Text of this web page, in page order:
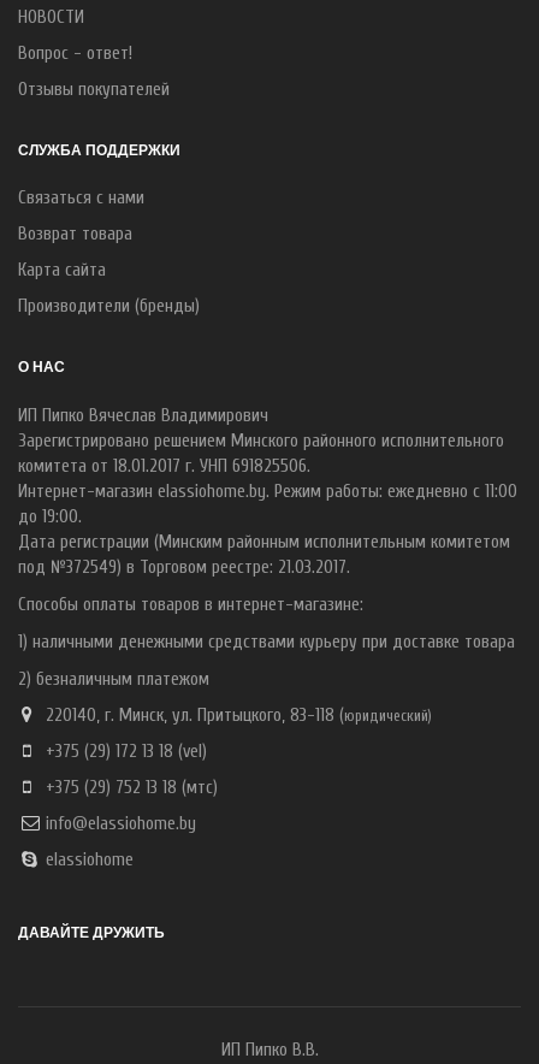
НОВОСТИ
Вопрос - ответ!
Отзывы покупателей
СЛУЖБА ПОДДЕРЖКИ
Связаться с нами
Возврат товара
Карта сайта
Производители (бренды)
О НАС
ИП Пипко Вячеслав Владимирович
Зарегистрировано решением Минского районного исполнительного
комитета от 18.01.2017 г. УНП 691825506.
Интернет-магазин elassiohome.by. Режим работы: ежедневно с 11:00
до 19:00.
Дата регистрации (Минским районным исполнительным комитетом
под №372549) в Торговом реестре: 21.03.2017.
Способы оплаты товаров в интернет-магазине:
1) наличными денежными средствами курьеру при доставке товара
2) безналичным платежом
220140, г. Минск, ул. Притыцкого, 83-118 (юридический)
+375 (29) 172 13 18 (vel)
+375 (29) 752 13 18 (мтс)
info@elassiohome.by
elassiohome
ДАВАЙТЕ ДРУЖИТЬ
ИП Пипко В.В.